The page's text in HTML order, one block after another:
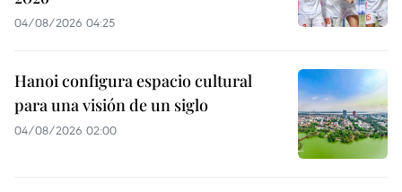
04/08/2026 04:25
Hanoi configura espacio cultural
para una visión de un siglo
04/08/2026 02:00